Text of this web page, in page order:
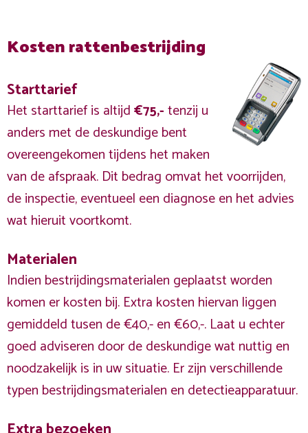
Kosten rattenbestrijding
Starttarief
Het starttarief is altijd€75,-tenzij u
anders met de deskundige bent
overeengekomen tijdens het maken
van de afspraak. Dit bedrag omvat het voorrijden,
de inspectie, eventueel een diagnose en het advies
wat hieruit voortkomt.
Materialen
Indien bestrijdingsmaterialen geplaatst worden
komen er kosten bij. Extra kosten hiervan liggen
gemiddeld tusen de €40,- en €60,-. Laat u echter
goed adviseren door de deskundige wat nuttig en
noodzakelijk is in uw situatie. Er zijn verschillende
typen bestrijdingsmaterialen en detectieapparatuur.